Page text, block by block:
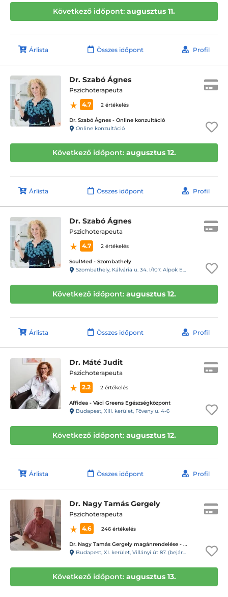
Következő időpont: augusztus 11.
Árlista Összes időpont Profil
Dr. Szabó Ágnes
Pszichoterapeuta
4.7
2 értékelés
Dr. Szabó Ágnes - Online konzultáció
Online konzultáció
Következő időpont: augusztus 12.
Árlista Összes időpont Profil
Dr. Szabó Ágnes
Pszichoterapeuta
4.7
2 értékelés
SoulMed - Szombathely
Szombathely, Kálvária u. 34. I/107. Alpok Egészségház
Következő időpont: augusztus 12.
Árlista Összes időpont Profil
Dr. Máté Judit
Pszichoterapeuta
2.2
2 értékelés
Affidea - Váci Greens Egészségközpont
Budapest, XIII. kerület, Föveny u. 4-6
Következő időpont: augusztus 12.
Árlista Összes időpont Profil
Dr. Nagy Tamás Gergely
Pszichoterapeuta
4.6
246 értékelés
Dr. Nagy Tamás Gergely magánrendelése - XI. kerület Villányi út
Budapest, XI. kerület, Villányi út 87. (bejárat az Alsóhegy utca felől)
Következő időpont: augusztus 13.